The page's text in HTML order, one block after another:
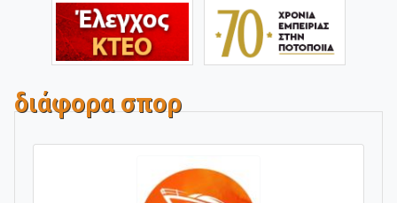
διάφορα σπορ